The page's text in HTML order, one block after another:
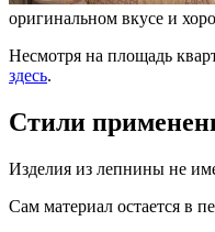
оригинальном вкусе и
Несмотря на площадь
здесь.
Стили
Изделия из лепнины не
Сам материал остается в